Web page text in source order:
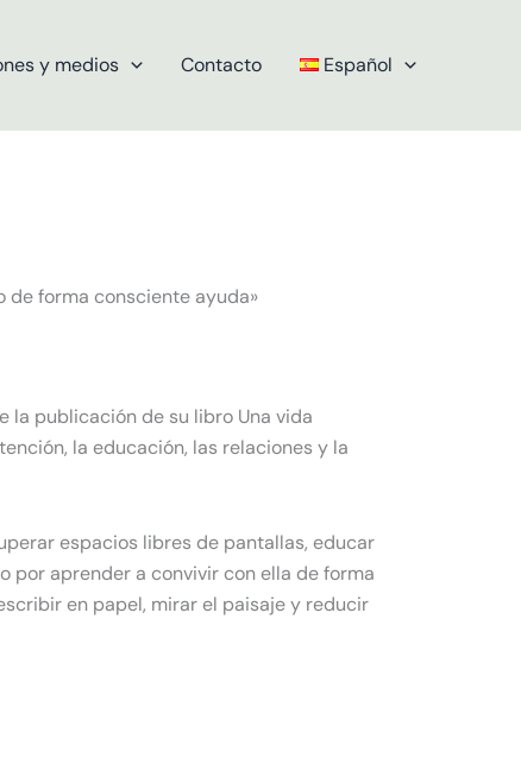
y medios Contacto Español
de forma consciente ayuda»
la publicación de su libro Una vida
la educación, las relaciones y la
espacios libres de pantallas, educar
por aprender a convivir con ella de forma
en papel, mirar el paisaje y reducir